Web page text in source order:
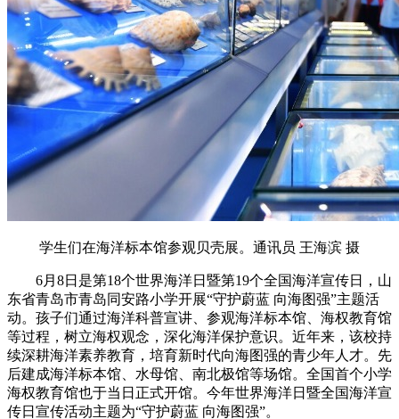
学生们在海洋标本馆参观贝壳展。通讯员 王海滨 摄
6月8日是第18个世界海洋日暨第19个全国海洋宣传日，山
东省青岛市青岛同安路小学开展“守护蔚蓝 向海图强”主题活
动。孩子们通过海洋科普宣讲、参观海洋标本馆、海权教育馆
等过程，树立海权观念，深化海洋保护意识。近年来，该校持
续深耕海洋素养教育，培育新时代向海图强的青少年人才。先
后建成海洋标本馆、水母馆、南北极馆等场馆。全国首个小学
海权教育馆也于当日正式开馆。今年世界海洋日暨全国海洋宣
传日宣传活动主题为“守护蔚蓝 向海图强”。